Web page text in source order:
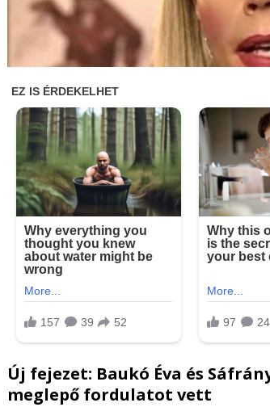
Új fejezet: Baukó Éva és
meglepő fordulatot vett